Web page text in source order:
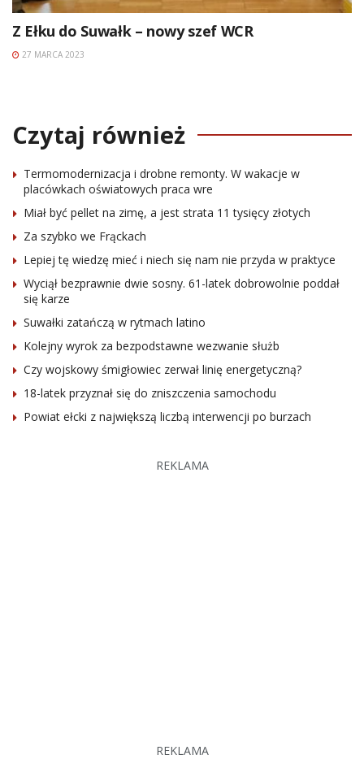
Z Ełku do Suwałk – nowy szef WCR
27 MARCA 2023
Czytaj również
Termomodernizacja i drobne remonty. W wakacje w
placówkach oświatowych praca wre
Miał być pellet na zimę, a jest strata 11 tysięcy złotych
Za szybko we Frąckach
Lepiej tę wiedzę mieć i niech się nam nie przyda w praktyce
Wyciął bezprawnie dwie sosny. 61-latek dobrowolnie poddał
się karze
Suwałki zatańczą w rytmach latino
Kolejny wyrok za bezpodstawne wezwanie służb
Czy wojskowy śmigłowiec zerwał linię energetyczną?
18-latek przyznał się do zniszczenia samochodu
Powiat ełcki z największą liczbą interwencji po burzach
REKLAMA
REKLAMA